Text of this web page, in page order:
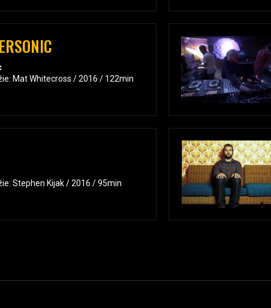
Mat Whitecross / 2016 / 122min
Stephen Kijak / 2016 / 95min